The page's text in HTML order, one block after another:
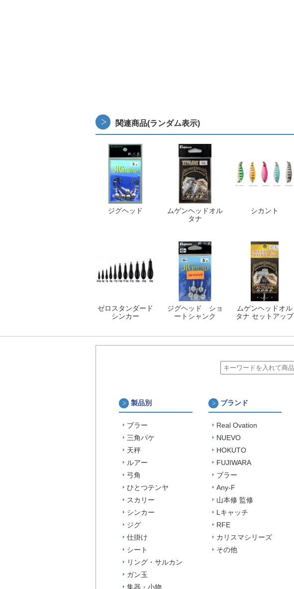
関連商品(ランダム表示)
ジグヘッド
ムゲンヘッドオル
タナ
シカント
ゼロスタンダード
シンカー
ジグヘッド ショ
ートシャンク
ムゲンヘッドオル
タナ セットアップ
製品別
ブラー
三角バケ
天秤
ルアー
弓角
ひとつテンヤ
スカリー
シンカー
ジグ
仕掛け
シート
リング・サルカン
ガン玉
集器・小物
ブランド
Real Ovation
NUEVO
HOKUTO
FUJIWARA
ブラー
Any-F
山本修 監修
Lキャッチ
RFE
カリスマシリーズ
その他